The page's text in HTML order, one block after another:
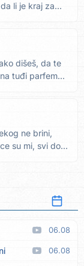
li je kraj za...
dišeš, da te
tuđi parfem...
ne brini,
su mi, svi do...
06.08
06.08